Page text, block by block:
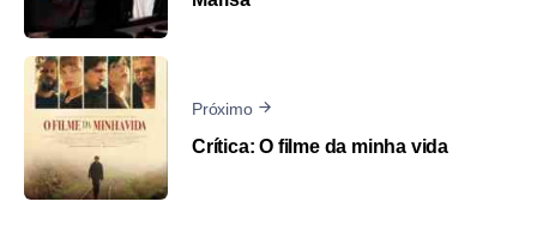
Próximo
Crítica: O filme da minha vida